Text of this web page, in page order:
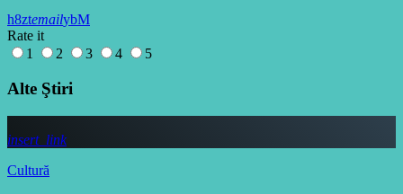
email
Rate it
1
2 3 4 5
Alte Ştiri
insert_link
Cultură